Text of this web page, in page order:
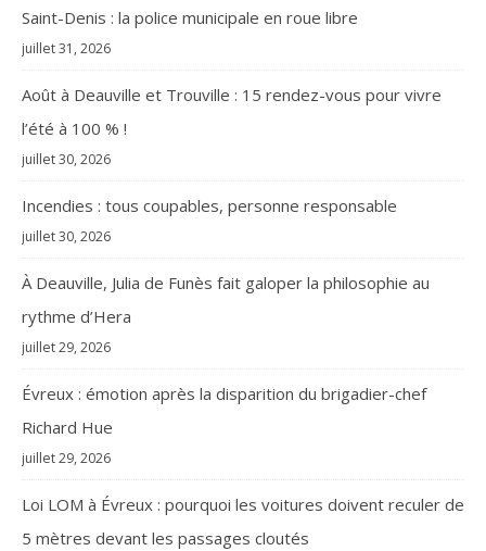
Saint-Denis : la police municipale en roue libre
juillet 31, 2026
Août à Deauville et Trouville : 15 rendez-vous pour vivre
l’été à 100 % !
juillet 30, 2026
Incendies : tous coupables, personne responsable
juillet 30, 2026
À Deauville, Julia de Funès fait galoper la philosophie au
rythme d’Hera
juillet 29, 2026
Évreux : émotion après la disparition du brigadier-chef
Richard Hue
juillet 29, 2026
Loi LOM à Évreux : pourquoi les voitures doivent reculer de
5 mètres devant les passages cloutés